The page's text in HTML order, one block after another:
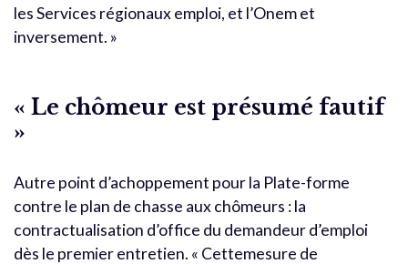
les Services régionaux emploi, et l’Onem et
inversement. »
« Le chômeur est présumé fautif
»
Autre point d’achoppement pour la Plate-forme
contre le plan de chasse aux chômeurs : la
contractualisation d’office du demandeur d’emploi
dès le premier entretien. « Cettemesure de